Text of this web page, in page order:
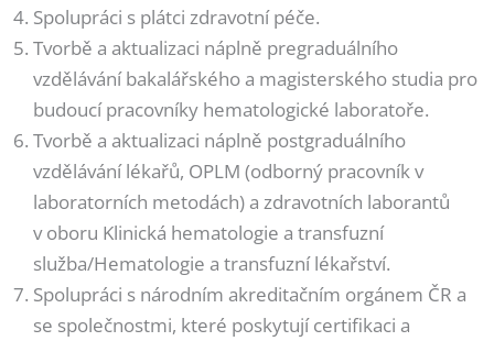
Spolupráci s plátci zdravotní péče.
Tvorbě a aktualizaci náplně pregraduálního
vzdělávání bakalářského a magisterského studia pro
budoucí pracovníky hematologické laboratoře.
Tvorbě a aktualizaci náplně postgraduálního
vzdělávání lékařů, OPLM (odborný pracovník v
laboratorních metodách) a zdravotních laborantů
v oboru Klinická hematologie a transfuzní
služba/Hematologie a transfuzní lékařství.
Spolupráci s národním akreditačním orgánem ČR a
se společnostmi, které poskytují certifikaci a